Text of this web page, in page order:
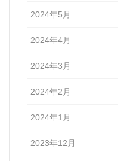
2024年5月
2024年4月
2024年3月
2024年2月
2024年1月
2023年12月